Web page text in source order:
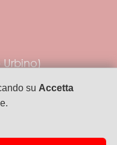
su Accetta
Urbino)